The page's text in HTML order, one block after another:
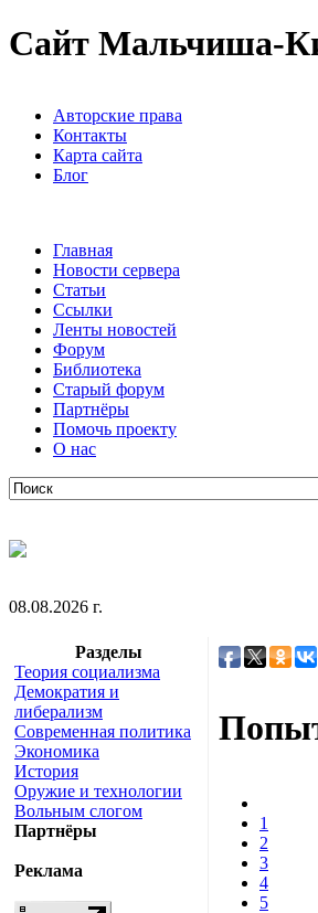
Сайт Мальчиша-
Авторские права
Контакты
Карта сайта
Блог
Главная
Новости сервера
Статьи
Ссылки
Ленты новостей
Форум
Библиотека
Старый форум
Партнёры
Помочь проекту
О нас
08.08.2026 г.
Разделы
Теория социализма
Демократия и
либерализм
Современная политика
Экономика
История
Оружие и технологии
Вольным слогом
Партнёры
Реклама
1
2
3
4
5